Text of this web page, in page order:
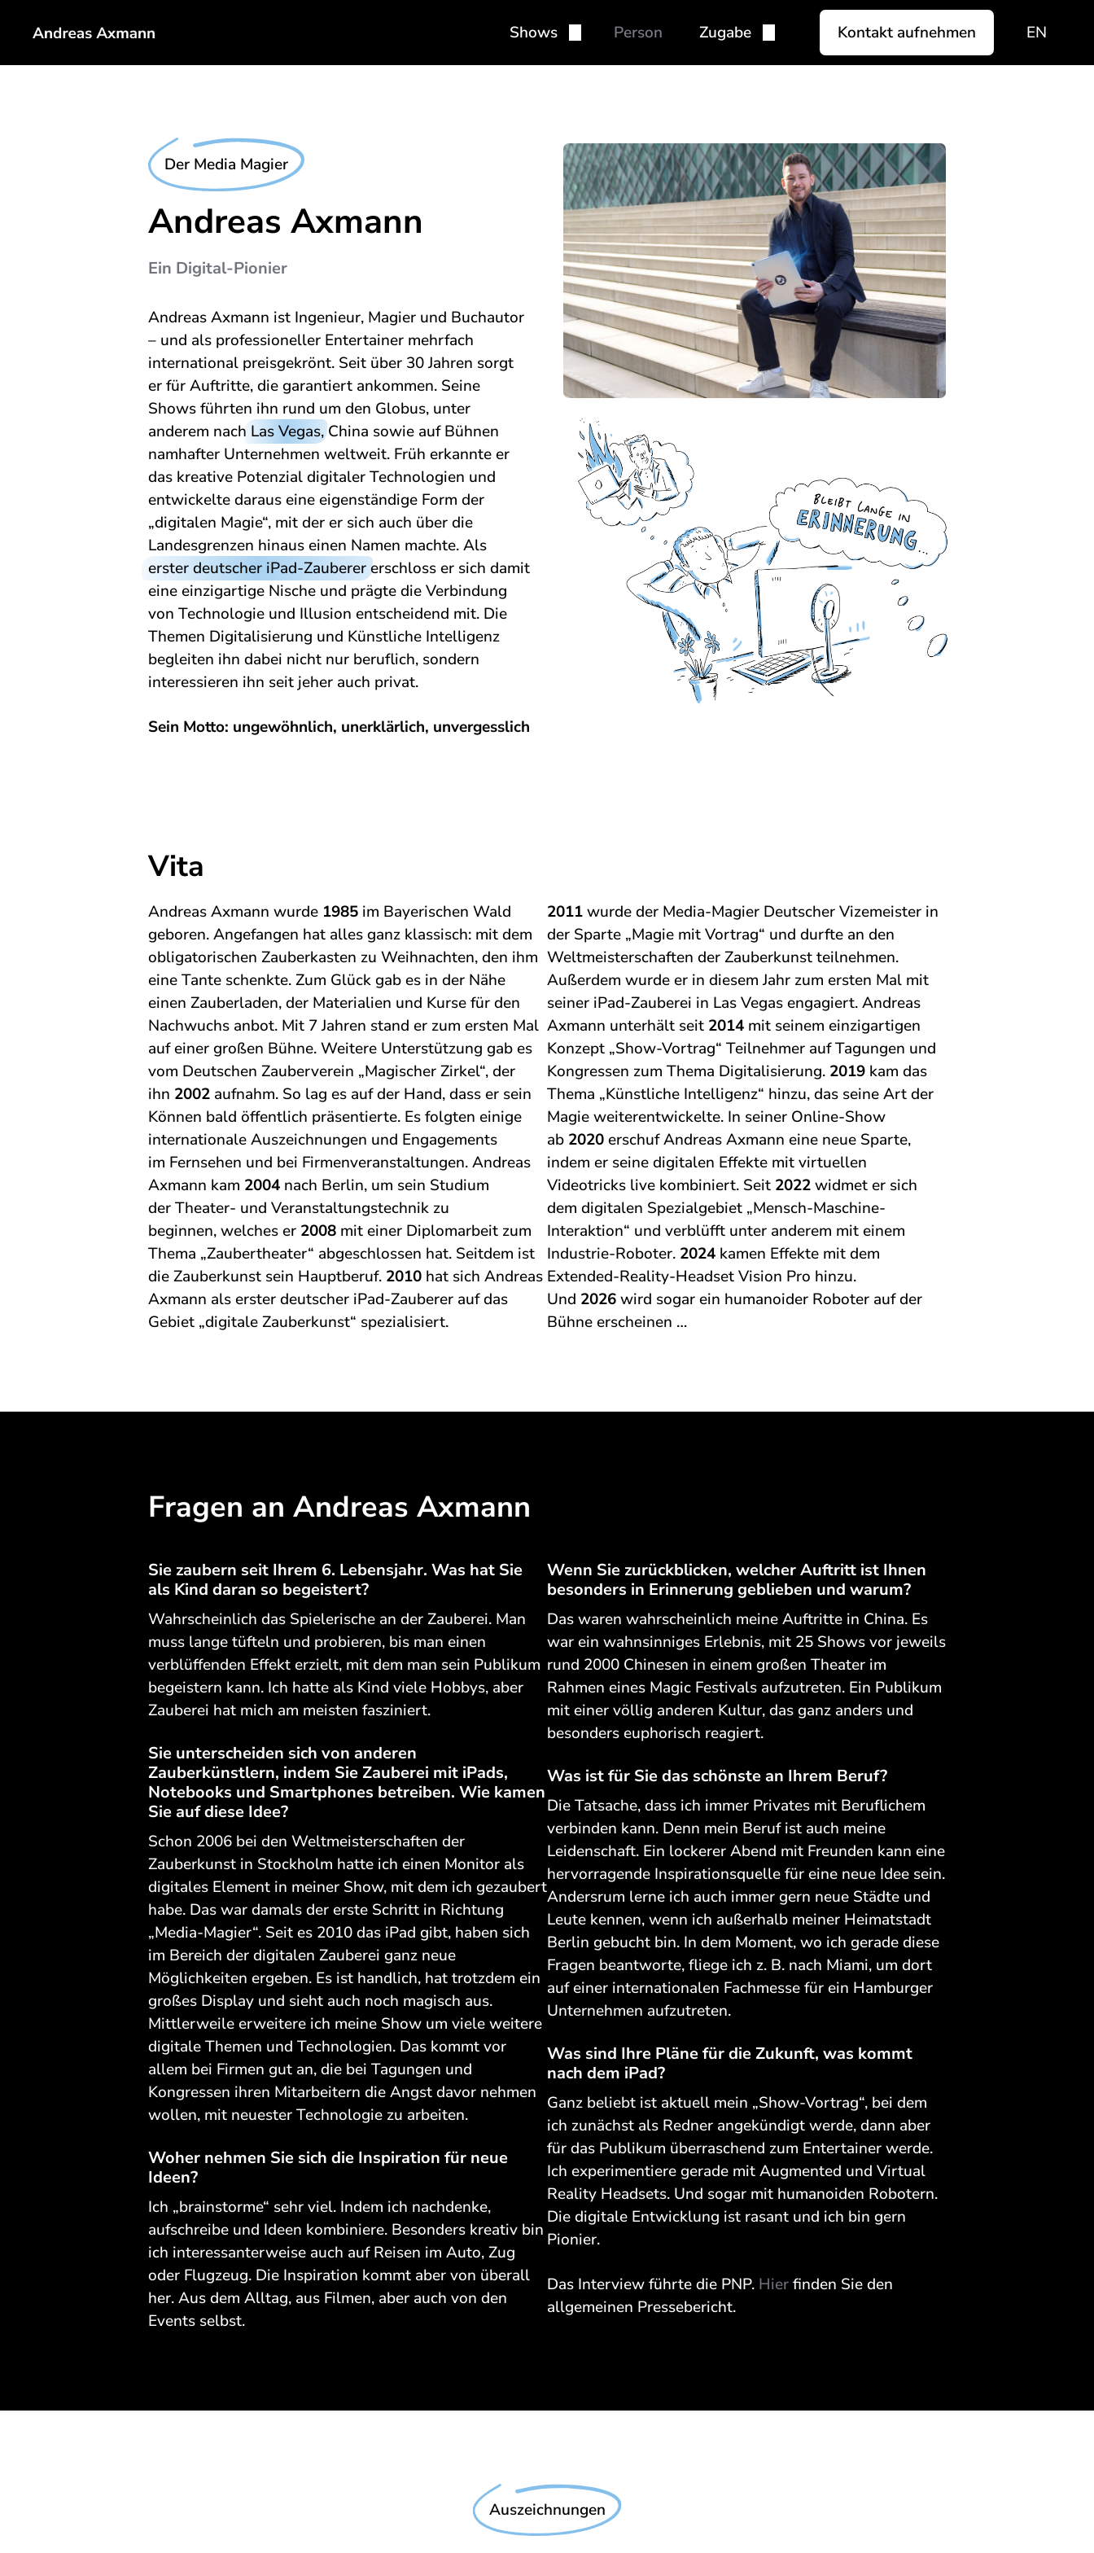
Shows Person Zugabe
Roboter
Mixed Reality
Las Vegas
Kontakt aufnehmen EN
Der Media Magier
Andreas Axmann
Ein Digital-Pionier
Andreas Axmann ist Ingenieur, Magier und Buchautor
– und als professioneller Entertainer mehrfach
international preisgekrönt. Seit über 30 Jahren sorgt
er für Auftritte, die garantiert ankommen. Seine
Shows führten ihn rund um den Globus, unter
anderem nach Las Vegas, China sowie auf Bühnen
namhafter Unternehmen weltweit. Früh erkannte er
das kreative Potenzial digitaler Technologien und
entwickelte daraus eine eigenständige Form der
„digitalen Magie“, mit der er sich auch über die
Landesgrenzen hinaus einen Namen machte. Als
erster deutscher iPad-Zauberererschloss er sich damit
eine einzigartige Nische und prägte die Verbindung
von Technologie und Illusion entscheidend mit. Die
Themen Digitalisierung und Künstliche Intelligenz
begleiten ihn dabei nicht nur beruflich, sondern
interessieren ihn seit jeher auch privat.
Sein Motto: ungewöhnlich, unerklärlich, unvergesslich
Vita
Andreas Axmann wurde 1985 im Bayerischen Wald
geboren. Angefangen hat alles ganz klassisch: mit dem
obligatorischen Zauberkasten zu Weihnachten, den ihm
eine Tante schenkte. Zum Glück gab es in der Nähe
einen Zauberladen, der Materialien und Kurse für den
Nachwuchs anbot. Mit 7 Jahren stand er zum ersten Mal
auf einer großen Bühne. Weitere Unterstützung gab es
vom Deutschen Zauberverein „Magischer Zirkel“, der
ihn 2002 aufnahm. So lag es auf der Hand, dass er sein
Können bald öffentlich präsentierte. Es folgten einige
internationale Auszeichnungen und Engagements
im Fernsehen und bei Firmenveranstaltungen. Andreas
Axmann kam 2004 nach Berlin, um sein Studium
der Theater- und Veranstaltungstechnik zu
beginnen, welches er 2008 mit einer Diplomarbeit zum
Thema „Zaubertheater“ abgeschlossen hat. Seitdem ist
die Zauberkunst sein Hauptberuf. 2010 hat sich Andreas
Axmann als erster deutscher iPad-Zauberer auf das
Gebiet „digitale Zauberkunst“ spezialisiert.
2011wurde der Media-Magier Deutscher Vizemeister in
der Sparte „Magie mit Vortrag“ und durfte an den
Weltmeisterschaften der Zauberkunst teilnehmen.
Außerdem wurde er in diesem Jahr zum ersten Mal mit
seiner iPad-Zauberei in Las Vegas engagiert. Andreas
Axmann unterhält seit 2014 mit seinem einzigartigen
Konzept „Show-Vortrag“ Teilnehmer auf Tagungen und
Kongressen zum Thema Digitalisierung. 2019 kam das
Thema „Künstliche Intelligenz“ hinzu, das seine Art der
Magie weiterentwickelte. In seiner Online-Show
ab 2020erschuf Andreas Axmann eine neue Sparte,
indem er seine digitalen Effekte mit virtuellen
Videotricks live kombiniert. Seit 2022widmet er sich
dem digitalen Spezialgebiet „Mensch-Maschine-
Interaktion“ und verblüfft unter anderem mit einem
Industrie-Roboter. 2024 kamen Effekte mit dem
Extended-Reality-Headset Vision Pro hinzu.
Und 2026wird sogar ein humanoider Roboter auf der
Bühne erscheinen …
Fragen an Andreas Axmann
Sie zaubern seit Ihrem 6. Lebensjahr. Was hat Sie
als Kind daran so begeistert?
Wahrscheinlich das Spielerische an der Zauberei. Man
muss lange tüfteln und probieren, bis man einen
verblüffenden Effekt erzielt, mit dem man sein Publikum
begeistern kann. Ich hatte als Kind viele Hobbys, aber
Zauberei hat mich am meisten fasziniert.
Sie unterscheiden sich von anderen
Zauberkünstlern, indem Sie Zauberei mit iPads,
Notebooks und Smartphones betreiben. Wie kamen
Sie auf diese Idee?
Schon 2006 bei den Weltmeisterschaften der
Zauberkunst in Stockholm hatte ich einen Monitor als
digitales Element in meiner Show, mit dem ich gezaubert
habe. Das war damals der erste Schritt in Richtung
„Media-Magier“. Seit es 2010 das iPad gibt, haben sich
im Bereich der digitalen Zauberei ganz neue
Möglichkeiten ergeben. Es ist handlich, hat trotzdem ein
großes Display und sieht auch noch magisch aus.
Mittlerweile erweitere ich meine Show um viele weitere
digitale Themen und Technologien. Das kommt vor
allem bei Firmen gut an, die bei Tagungen und
Kongressen ihren Mitarbeitern die Angst davor nehmen
wollen, mit neuester Technologie zu arbeiten.
Woher nehmen Sie sich die Inspiration für neue
Ideen?
Ich „brainstorme“ sehr viel. Indem ich nachdenke,
aufschreibe und Ideen kombiniere. Besonders kreativ bin
ich interessanterweise auch auf Reisen im Auto, Zug
oder Flugzeug. Die Inspiration kommt aber von überall
her. Aus dem Alltag, aus Filmen, aber auch von den
Events selbst.
Wenn Sie zurückblicken, welcher Auftritt ist Ihnen
besonders in Erinnerung geblieben und warum?
Das waren wahrscheinlich meine Auftritte in China. Es
war ein wahnsinniges Erlebnis, mit 25 Shows vor jeweils
rund 2000 Chinesen in einem großen Theater im
Rahmen eines Magic Festivals aufzutreten. Ein Publikum
mit einer völlig anderen Kultur, das ganz anders und
besonders euphorisch reagiert.
Was ist für Sie das schönste an Ihrem Beruf?
Die Tatsache, dass ich immer Privates mit Beruflichem
verbinden kann. Denn mein Beruf ist auch meine
Leidenschaft. Ein lockerer Abend mit Freunden kann eine
hervorragende Inspirationsquelle für eine neue Idee sein.
Andersrum lerne ich auch immer gern neue Städte und
Leute kennen, wenn ich außerhalb meiner Heimatstadt
Berlin gebucht bin. In dem Moment, wo ich gerade diese
Fragen beantworte, fliege ich z. B. nach Miami, um dort
auf einer internationalen Fachmesse für ein Hamburger
Unternehmen aufzutreten.
Was sind Ihre Pläne für die Zukunft, was kommt
nach dem iPad?
Ganz beliebt ist aktuell mein „Show-Vortrag“, bei dem
ich zunächst als Redner angekündigt werde, dann aber
für das Publikum überraschend zum Entertainer werde.
Ich experimentiere gerade mit Augmented und Virtual
Reality Headsets. Und sogar mit humanoiden Robotern.
Die digitale Entwicklung ist rasant und ich bin gern
Pionier.
Das Interview führte die PNP. Hierfinden Sie den
allgemeinen Pressebericht.
Auszeichnungen